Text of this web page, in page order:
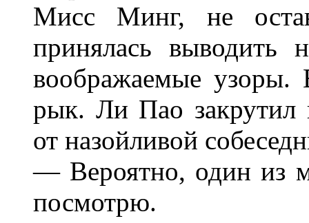
Мисс Минг, не
принялась выводить
воображаемые узоры.
рык. Ли Пао закрутил
от назойливой
— Вероятно, один из
посмотрю.